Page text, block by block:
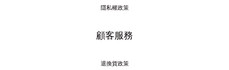
隱私權政策
顧客服務
退換貨政策